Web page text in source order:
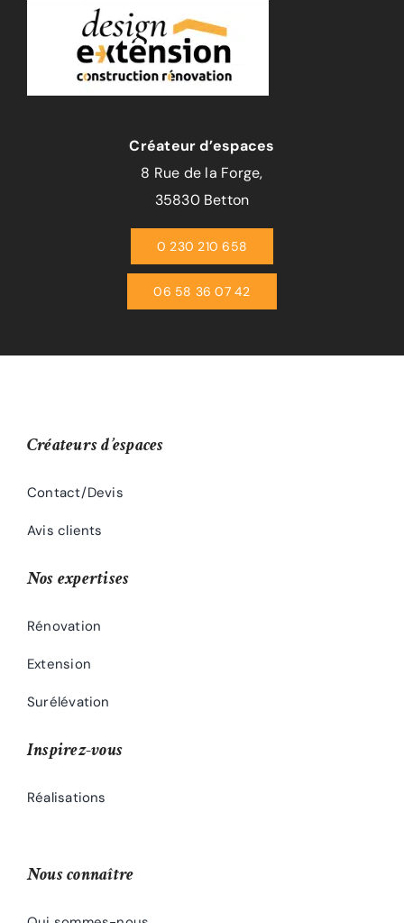
Créateur d’espaces
8 Rue de la Forge,
35830 Betton
0 230 210 658
06 58 36 07 42
Créateurs d’espaces
Contact/Devis
Avis clients
Nos expertises
Rénovation
Extension
Surélévation
Inspirez-vous
Réalisations
Nous connaître